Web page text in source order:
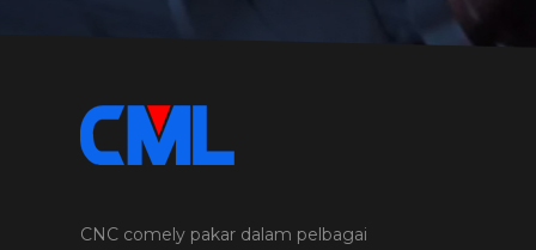
CNC comely pakar dalam pelbagai